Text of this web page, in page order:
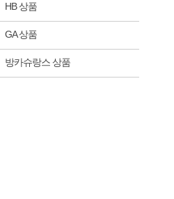
HB 상품
GA 상품
방카슈랑스 상품